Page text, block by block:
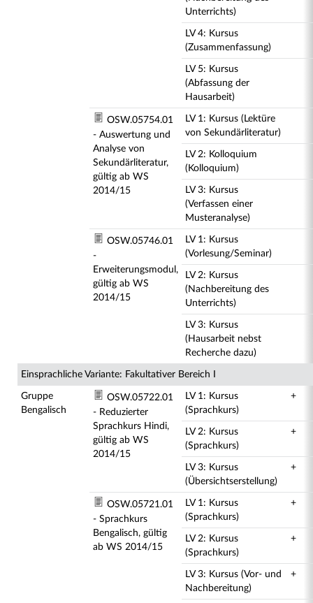
Unterrichts)
LV 4: Kursus
(Zusammenfassung)
LV 5: Kursus
(Abfassung der
Hausarbeit)
OSW.05754.01
- Auswertung und
Analyse von
Sekundärliteratur,
gültig ab WS
2014/15
LV 1: Kursus (Lektüre
von Sekundärliteratur)
LV 2: Kolloquium
(Kolloquium)
LV 3: Kursus
(Verfassen einer
Musteranalyse)
OSW.05746.01
-
Erweiterungsmodul,
gültig ab WS
2014/15
LV 1: Kursus
(Vorlesung/Seminar)
LV 2: Kursus
(Nachbereitung des
Unterrichts)
LV 3: Kursus
(Hausarbeit nebst
Recherche dazu)
Einsprachliche Variante: Fakultativer Bereich I
Gruppe
Bengalisch
OSW.05722.01
- Reduzierter
Sprachkurs Hindi,
gültig ab WS
2014/15
LV 1: Kursus
(Sprachkurs)
+
LV 2: Kursus
(Sprachkurs)
+
LV 3: Kursus
(Übersichtserstellung)
+
OSW.05721.01
- Sprachkurs
Bengalisch, gültig
ab WS 2014/15
LV 1: Kursus
(Sprachkurs)
+
LV 2: Kursus
(Sprachkurs)
+
LV 3: Kursus (Vor- und
Nachbereitung)
+